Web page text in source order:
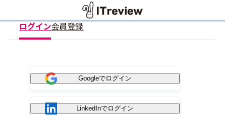
ログイン会員登録
Googleでログイン
LinkedInでログイン